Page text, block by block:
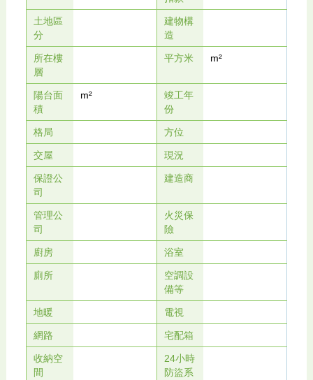
土地區
分
建物構
造
所在樓
層
平方米 m²
陽台面
積
m²
竣工年
份
格局 方位
交屋 現況
保證公
司
建造商
管理公
司
火災保
險
廚房 浴室
廁所
空調設
備等
地暖 電視
網路 宅配箱
收納空
間
24小時
防盜系